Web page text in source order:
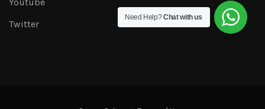
Twitter
Need Help?Chat with us